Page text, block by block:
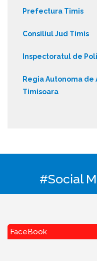
Prefectura Timis
Consiliul Jud Timis
Inspectoratul de
Regia Autonoma de
Timisoara
#Social
FaceBook